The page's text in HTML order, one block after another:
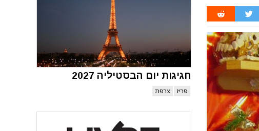
חגיגות יום הבסטיליה 2027
פריז צרפת